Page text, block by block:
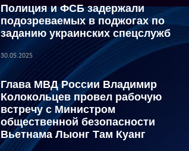
Полиция и ФСБ задержали
подозреваемых в поджогах по
заданию украинских спецслужб
30.05.2025
Глава МВД России Владимир
Колокольцев провел рабочую
встречу с Министром
общественной безопасности
Вьетнама Лыонг Там Куанг